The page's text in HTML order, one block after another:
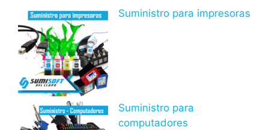
Suministro para impresoras
Suministro para
computadores